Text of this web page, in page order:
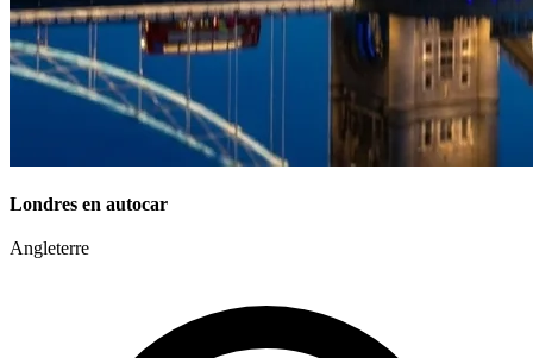
Londres en autocar
Angleterre